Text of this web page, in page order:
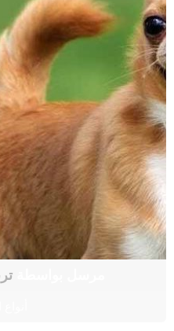
مرسل بواسطة